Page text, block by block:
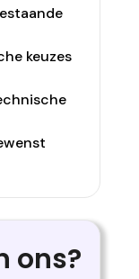
keuzes
ons?